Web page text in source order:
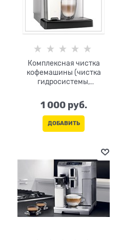
Комплексная чистка
кофемашины (чистка
гидросистемы,
1 000 руб.
ДОБАВИТЬ